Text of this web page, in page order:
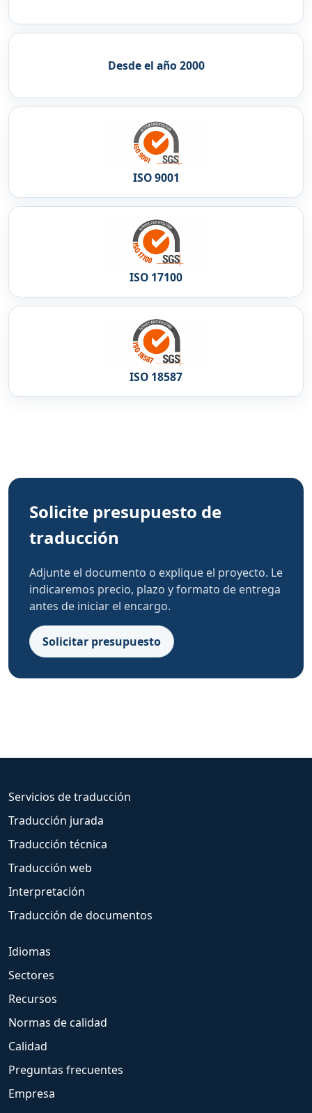
Desde el año 2000
ISO 9001
ISO 17100
ISO 18587
Solicite presupuesto de
traducción
Adjunte el documento o explique el proyecto. Le
indicaremos precio, plazo y formato de entrega
antes de iniciar el encargo.
Solicitar presupuesto
Servicios de traducción
Traducción jurada
Traducción técnica
Traducción web
Interpretación
Traducción de documentos
Idiomas
Sectores
Recursos
Normas de calidad
Calidad
Preguntas frecuentes
Empresa